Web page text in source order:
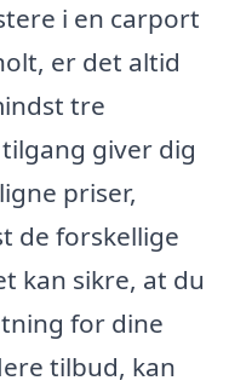
i en carport
er det altid
tre
giver dig
priser,
de forskellige
kan sikre, at du
for dine
tilbud, kan